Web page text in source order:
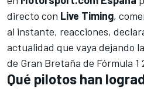
directo con Live Timing,
al instante, reacciones,
actualidad que vaya dejando
de Gran Bretaña de Fórmula 1
Qué pilotos han